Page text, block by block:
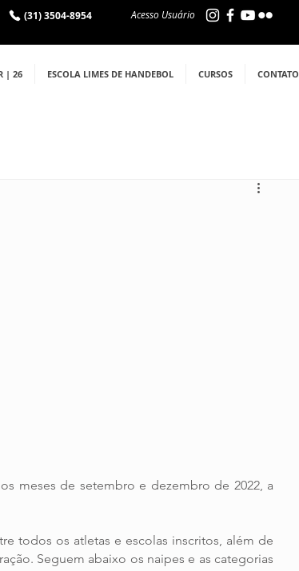
(31) 3504-8954 Acesso Usuário
| 26 ESCOLA LIMES DE HANDEBOL CURSOS CONTATO
todos os atletas e escolas inscritos, além de
Seguem abaixo os naipes e as categorias